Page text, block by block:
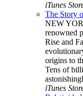
iTunes
The Story
NEW
renowned
Rise and
origins to
Tens of
iTunes